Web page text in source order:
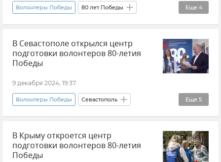
Новости Новости Крыма Видео Еще 4
Волонтеры Победы 80 лет Победы
Иван Приходько Крым
Новости Крыма Общество
В Севастополе открылся центр
подготовки волонтеров 80-летия
Победы
9 декабря 2024, 19:37
Еще 5
Волонтеры Победы Севастополь
80 лет Победы Новости История
Память Волонтеры
В Крыму откроется центр
подготовки волонтеров 80-летия
Победы